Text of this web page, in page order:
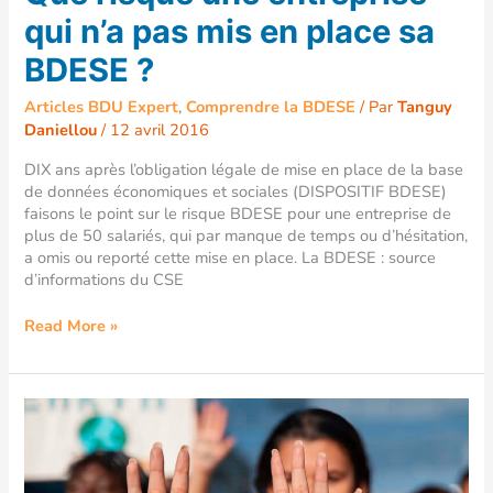
qui n’a pas mis en place sa
BDESE ?
Articles BDU Expert,Comprendre la BDESE / ParTanguy
Daniellou/ 12 avril 2016
DIX ans après l’obligation légale de mise en place de la base
de données économiques et sociales (DISPOSITIF BDESE)
faisons le point sur le risque BDESE pour une entreprise de
plus de 50 salariés, qui par manque de temps ou d’hésitation,
a omis ou reporté cette mise en place. La BDESE : source
d’informations du CSE
Read More »
La
source